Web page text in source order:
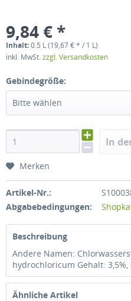
9,84 € *
Inhalt:0.5 L (19,67 € * / 1 L)
inkl. MwSt.zzgl. Versandkosten
Gebindegröße:
Bitte wählen
In
Merken
Artikel-Nr.:
Abgabebedingungen:
Beschreibung
Andere Namen:
hydrochloricum Gehalt:
Ähnliche Artikel